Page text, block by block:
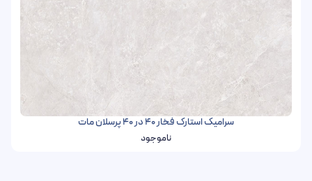
سرامیک استارک فخار 40 در 40 پرسلان مات
ناموجود